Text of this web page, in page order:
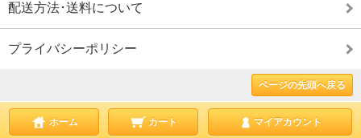
配送方法･送料について
プライバシーポリシー
ページの先頭へ戻る
ホーム カート マイアカウント